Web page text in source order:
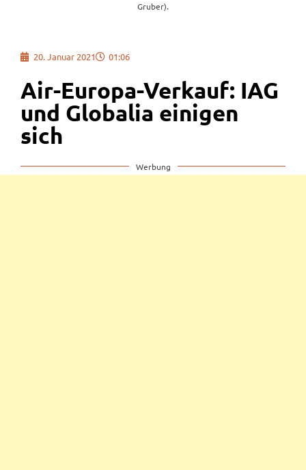
Gruber).
20. Januar 2021 01:06
Air-Europa-Verkauf: IAG
und Globalia einigen
sich
Werbung